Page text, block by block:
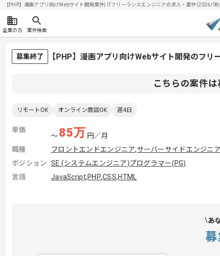
【PHP】漫画アプリ向けWebサイト開発案件| ITフリーランスエンジニアの求人・案件(2026/
企業の方 案件検索
募集終了 【PHP】漫画アプリ向けWebサイト開発のフリ
こちらの案件
リモートOK オンライン商談OK 週4日
単価
〜85万 円／月
職種
フロントエンドエンジニア,サーバーサイドエンジニ
ポジション
SE (システムエンジニア)プログラマー(PG)
言語
JavaScript,PHP,CSS,HTML
あ